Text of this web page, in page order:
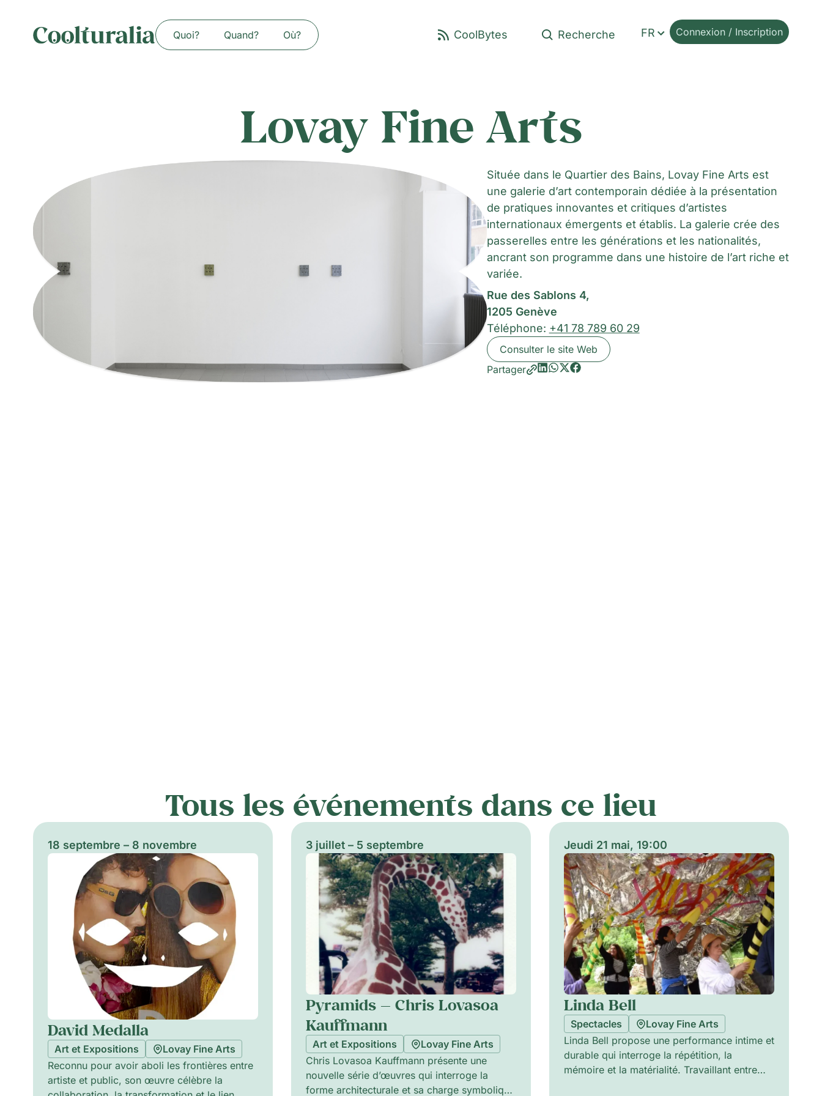
Quoi? Quand? Où? FR Connexion / Inscription
Lovay Fine Arts
Située dans le Quartier des Bains, Lovay Fine Arts est
une galerie d’art contemporain dédiée à la présentation
de pratiques innovantes et critiques d’artistes
internationaux émergents et établis. La galerie crée des
passerelles entre les générations et les nationalités,
ancrant son programme dans une histoire de l’art riche et
variée.
Rue des Sablons 4,
1205 Genève
Téléphone: +41 78 789 60 29
Consulter le site Web
Partager
Tous les événements dans ce lieu
18 septembre – 8 novembre
David Medalla
Art et Expositions
Lovay Fine Arts
Reconnu pour avoir aboli les frontières entre
artiste et public, son œuvre célèbre la
3 juillet – 5 septembre
Pyramids — Chris Lovasoa
Kauffmann
Art et Expositions
Lovay Fine Arts
Chris Lovasoa Kauffmann présente une
nouvelle série d’œuvres qui interroge la
forme architecturale et sa charge symbolique
Jeudi 21 mai, 19:00
Linda Bell
Spectacles
Lovay Fine Arts
Linda Bell propose une performance intime et
durable qui interroge la répétition, la
mémoire et la matérialité. Travaillant entre